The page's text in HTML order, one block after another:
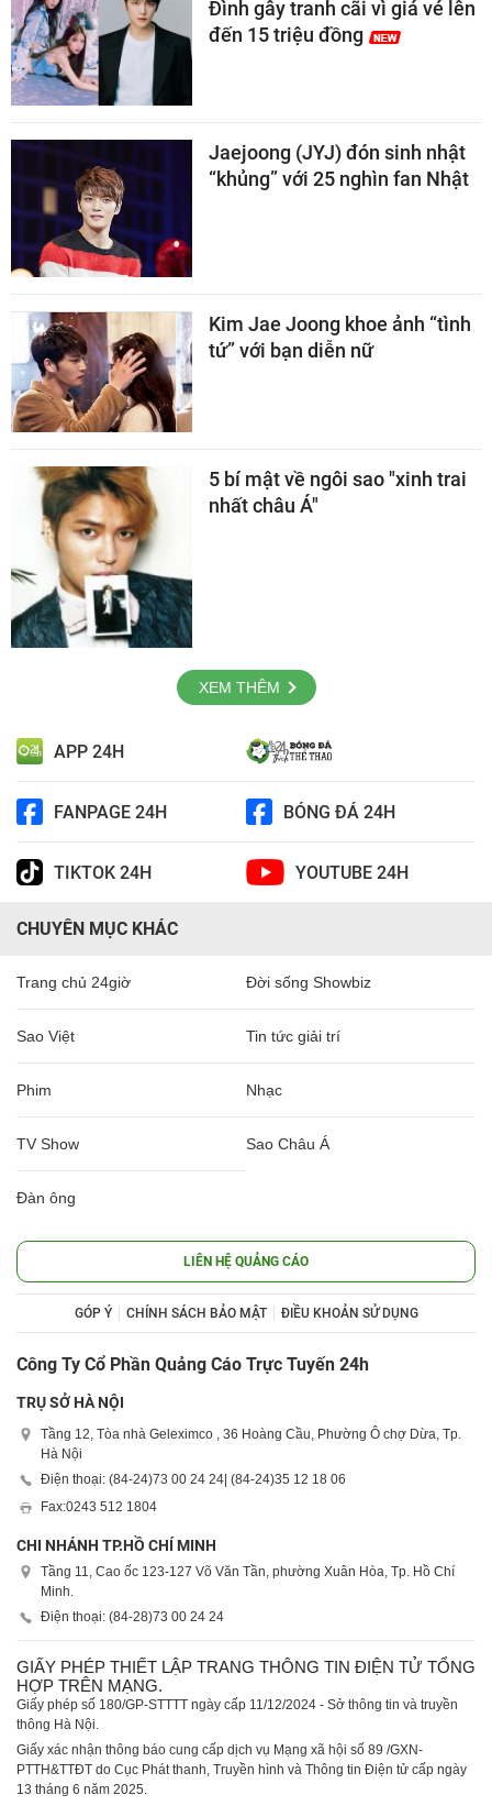
Đình gây tranh cãi vì giá vé lên
đến 15 triệu đồng
Jaejoong (JYJ) đón sinh nhật
“khủng” với 25 nghìn fan Nhật
Kim Jae Joong khoe ảnh “tình
tứ” với bạn diễn nữ
5 bí mật về ngôi sao "xinh trai
nhất châu Á"
XEM THÊM
APP 24H
FANPAGE 24H BÓNG ĐÁ 24H
TIKTOK 24H YOUTUBE 24H
CHUYÊN MỤC KHÁC
Trang chủ 24giờ Đời sống Showbiz
Sao Việt Tin tức giải trí
Phim Nhạc
TV Show Sao Châu Á
Đàn ông
LIÊN HỆ QUẢNG CÁO
GÓP Ý CHÍNH SÁCH BẢO MẬT ĐIỀU KHOẢN SỬ DỤNG
Công Ty Cổ Phần Quảng Cáo Trực Tuyến 24h
TRỤ SỞ HÀ NỘI
Tầng 12, Tòa nhà Geleximco , 36 Hoàng Cầu, Phường Ô chợ Dừa, Tp.
Hà Nội
Điện thoại: (84-24)73 00 24 24 | (84-24)35 12 18 06
Fax:0243 512 1804
CHI NHÁNH TP.HỒ CHÍ MINH
Tầng 11, Cao ốc 123-127 Võ Văn Tần, phường Xuân Hòa, Tp. Hồ Chí
Minh.
Điện thoại: (84-28)73 00 24 24
GIẤY PHÉP THIẾT LẬP TRANG THÔNG TIN ĐIỆN TỬ TỔNG
HỢP TRÊN MẠNG.
Giấy phép số 180/GP-STTTT ngày cấp 11/12/2024 - Sở thông tin và truyền
thông Hà Nội.
Giấy xác nhận thông báo cung cấp dịch vụ Mạng xã hội số 89 /GXN-
PTTH&TTĐT do Cục Phát thanh, Truyền hình và Thông tin Điện tử cấp ngày
13 tháng 6 năm 2025.